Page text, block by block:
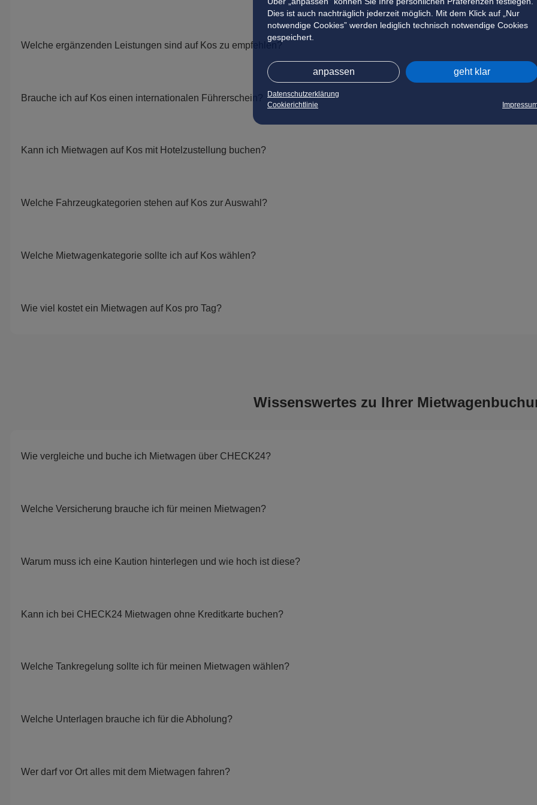
Dies ist auch nachträglich jederzeit möglich. Mit dem Klick auf „Nur
notwendige Cookies” werden lediglich technisch notwendige Cookies
gespeichert.
anpassen geht klar
Datenschutzerklärung
Cookierichtlinie
Welche ergänzenden Leistungen sind auf Kos zu empfehlen?
Brauche ich auf Kos einen internationalen Führerschein?
Kann ich Mietwagen auf Kos mit Hotelzustellung buchen?
Welche Fahrzeugkategorien stehen auf Kos zur Auswahl?
Welche Mietwagenkategorie sollte ich auf Kos wählen?
Wie viel kostet ein Mietwagen auf Kos pro Tag?
Wissenswertes zu Ihrer
Wie vergleiche und buche ich Mietwagen über CHECK24?
Welche Versicherung brauche ich für meinen Mietwagen?
Warum muss ich eine Kaution hinterlegen und wie hoch ist diese?
Kann ich bei CHECK24 Mietwagen ohne Kreditkarte buchen?
Welche Tankregelung sollte ich für meinen Mietwagen wählen?
Welche Unterlagen brauche ich für die Abholung?
Wer darf vor Ort alles mit dem Mietwagen fahren?